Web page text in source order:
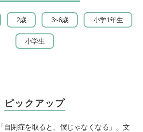
2歳 3~6歳 小学1年生
小学生
ピックアップ
「自閉症を取ると、僕じゃなくなる」。文